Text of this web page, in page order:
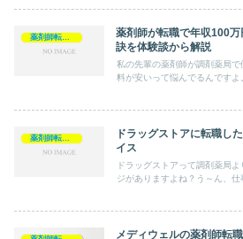
薬剤師転職求人
薬剤師が転職で年収100
訣を体験談から解説
私の先輩の薬剤師が調剤薬局
料が安いって悩んでるんですよ
ドラッグストアに転職し
イス
ドラッグストアって調剤薬局
ジがありますよね？う～ん、仕
メディウェルの薬剤師転